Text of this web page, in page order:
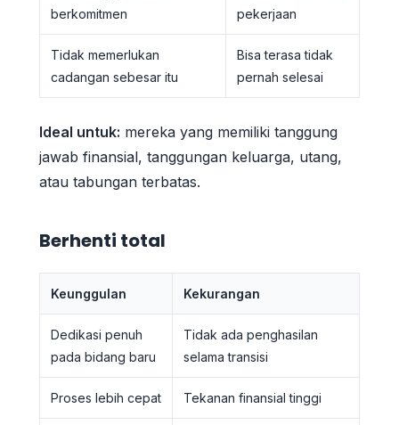
berkomitmen
pekerjaan
Tidak memerlukan
cadangan sebesar itu
Bisa terasa tidak
pernah selesai
Ideal untuk: mereka yang memiliki tanggung
jawab finansial, tanggungan keluarga, utang,
atau tabungan terbatas.
Berhenti total
Keunggulan Kekurangan
Dedikasi penuh
pada bidang baru
Tidak ada penghasilan
selama transisi
Proses lebih cepat Tekanan finansial tinggi